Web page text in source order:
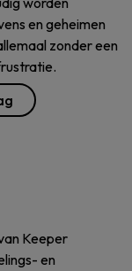
en geheimen
zonder een
Keeper
en